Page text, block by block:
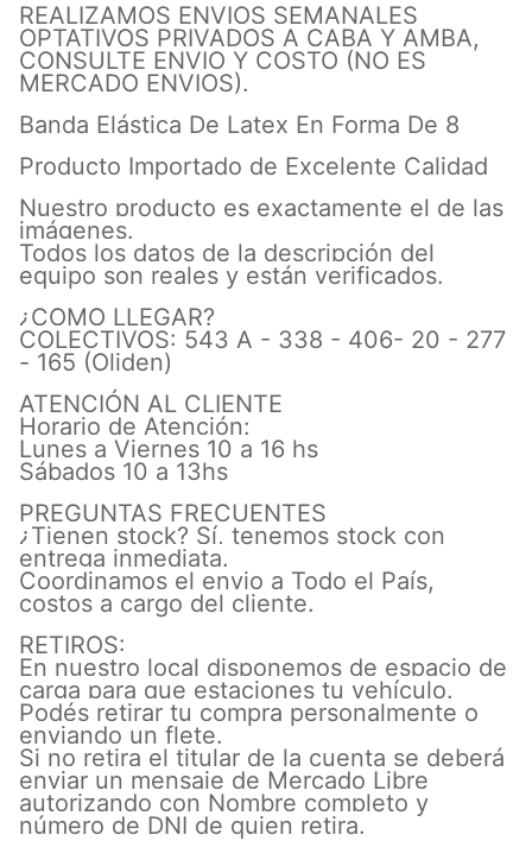
REALIZAMOS ENVIOS SEMANALES
OPTATIVOS PRIVADOS A CABA Y AMBA,
CONSULTE ENVIO Y COSTO (NO ES
MERCADO ENVIOS).
Banda Elástica De Latex En Forma De 8
Producto Importado de Excelente Calidad
Nuestro producto es exactamente el de las
imágenes.
Todos los datos de la descripción del
equipo son reales y están verificados.
¿COMO LLEGAR?
COLECTIVOS: 543 A - 338 - 406- 20 - 277
- 165 (Oliden)
ATENCIÓN AL CLIENTE
Horario de Atención:
Lunes a Viernes 10 a 16 hs
Sábados 10 a 13hs
PREGUNTAS FRECUENTES
¿Tienen stock? Sí, tenemos stock con
entrega inmediata.
Coordinamos el envio a Todo el País,
costos a cargo del cliente.
RETIROS:
En nuestro local disponemos de espacio de
carga para que estaciones tu vehículo.
Podés retirar tu compra personalmente o
enviando un flete.
Si no retira el titular de la cuenta se deberá
enviar un mensaje de Mercado Libre
autorizando con Nombre completo y
número de DNI de quien retira.